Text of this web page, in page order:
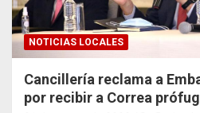
NOTICIAS LOCALES
Cancillería reclama a
por recibir a Correa